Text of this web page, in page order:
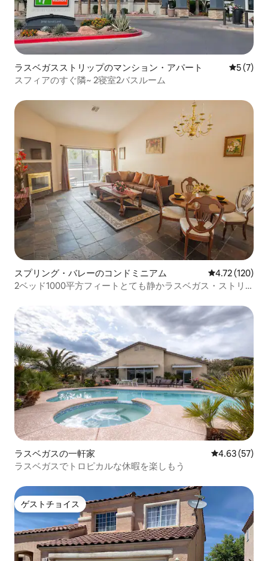
ラスベガスストリップのマンション・アパート レビュー
5 (7)
スフィアのすぐ隣~ 2寝室2バスルーム
スプリング・バレーのコンドミニアム レビュー120
4.72 (120)
2ベッド1000平方フィートとても静かラスベガス・ストリ
ラスベガスの一軒家 レビュー57
4.63 (57)
ラスベガスでトロピカルな休暇を楽しもう
ゲストチョイス
ゲストチョイス